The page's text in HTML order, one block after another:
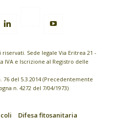
Sede legale Via Eritrea 21 -
IVA e Iscrizione al Registro delle
del 5.3.2014 (Precedentemente
n. 4272 del 7/04/1973)
Difesa fitosanitaria